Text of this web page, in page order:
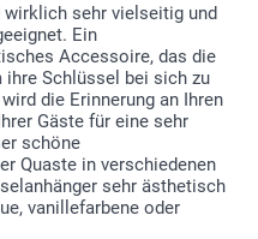
wirklich sehr vielseitig und
Ein
Accessoire, das die
ihre Schlüssel bei sich zu
die Erinnerung an Ihren
Gäste für eine sehr
schöne
Quaste in verschiedenen
sehr ästhetisch
vanillefarbene oder